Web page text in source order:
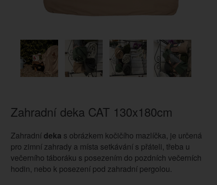
Zahradní deka CAT 130x180cm
Zahradní deka s obrázkem kočičího mazlíčka, je určená
pro zimní zahrady a místa setkávání s přáteli, třeba u
večerního táboráku s posezením do pozdních večerních
hodin, nebo k posezení pod zahradní pergolou.